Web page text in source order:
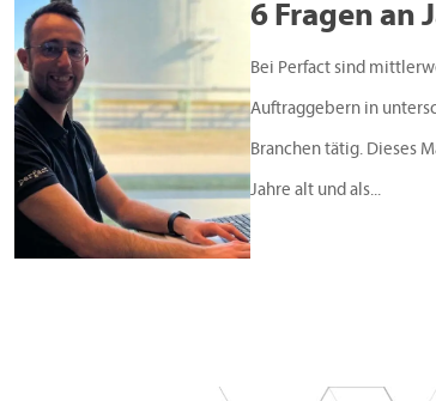
6 Fragen an
Bei Perfact sind
Auftraggebern in
Branchen tätig. Dieses
Jahre alt und als...